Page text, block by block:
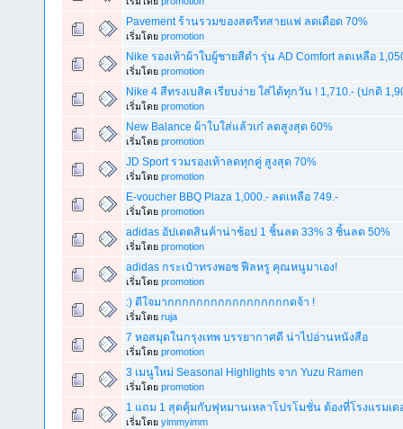
Pavement ร้านรวมของสตรีทสายแฟ ลดเดือด 70%
เริ่มโดย promotion
Nike รองเท้าผ้าใบผู้ชายสีดำ รุ่น AD Comfort ลดเหลือ
เริ่มโดย promotion
Nike 4 สีทรงเบสิค เรียบง่าย ใส่ได้ทุกวัน ! 1,710.- (ปกติ
เริ่มโดย promotion
New Balance ผ้าใบใส่แล้วเก๋ ลดสูงสุด 60%
เริ่มโดย promotion
JD Sport รวมรองเท้าลดทุกคู่ สูงสุด 70%
เริ่มโดย promotion
E-voucher BBQ Plaza 1,000.- ลดเหลือ 749.-
เริ่มโดย promotion
adidas อัปเดตสินค้าน่าช้อป 1 ชิ้นลด 33% 3 ชิ้นลด 50%
เริ่มโดย promotion
adidas กระเป๋าทรงพอช ฟีลหรู คุณหนูมาเอง!
เริ่มโดย promotion
:) ดีใจมากกกกกกกกกกกกกกกกกดจ้า !
เริ่มโดย ruja
7 หอสมุดในกรุงเทพ บรรยากาศดี น่าไปอ่านหนังสือ
เริ่มโดย promotion
3 เมนูใหม่ Seasonal Highlights จาก Yuzu Ramen
เริ่มโดย promotion
1 แถม 1 สุดคุ้มกับฟุหมานเหลาโปรโมชั่น ต้องที่โรงแรมเด
เริ่มโดย yimmyimm